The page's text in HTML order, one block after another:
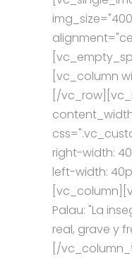
[vc_column
[/
right-width:
left-width:
Palau: "La
real, grave y
[/